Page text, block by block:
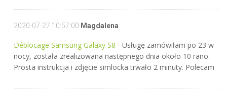
2020-07-27 10:57:00 Magdalena
Déblocage Samsung Galaxy S8 - Usługę zamówiłam po 23 w
nocy, została zrealizowana następnego dnia około 10 rano.
Prosta instrukcja i zdjęcie simlocka trwało 2 minuty. Polecam